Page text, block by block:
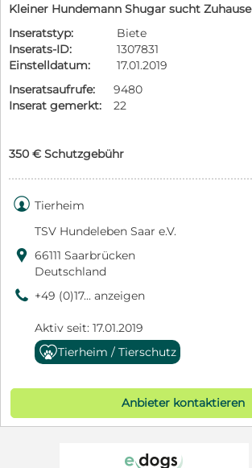
Kleiner Hundemann Shugar sucht Zuhause
Inseratstyp:
Biete
Inserats-ID:
1307831
Einstelldatum:
17.01.2019
Inseratsaufrufe:
9480
Inserat gemerkt:
22
350 € Schutzgebühr
 Tierheim
TSV Hundeleben Saar e.V.
 66111 Saarbrücken
Deutschland
9 +49 (0)17... anzeigen
Aktiv seit: 17.01.2019
Tierheim / Tierschutz
Anbieter kontaktieren